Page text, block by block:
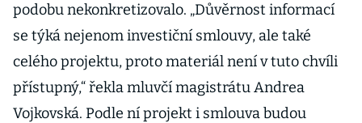
podobu nekonkretizovalo. „Důvěrnost informací
se týká nejenom investiční smlouvy, ale také
celého projektu, proto materiál není v tuto chvíli
přístupný,“ řekla mluvčí magistrátu Andrea
Vojkovská. Podle ní projekt i smlouva budou